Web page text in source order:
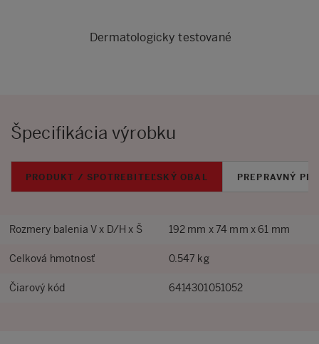
Dermatologicky testované
Špecifikácia výrobku
PRODUKT / SPOTREBITEĽSKÝ OBAL PREPRAVNÝ
Rozmery balenia V x D/H x Š 192 mm x 74 mm x 61 mm
Celková hmotnosť 0.547 kg
Čiarový kód 6414301051052